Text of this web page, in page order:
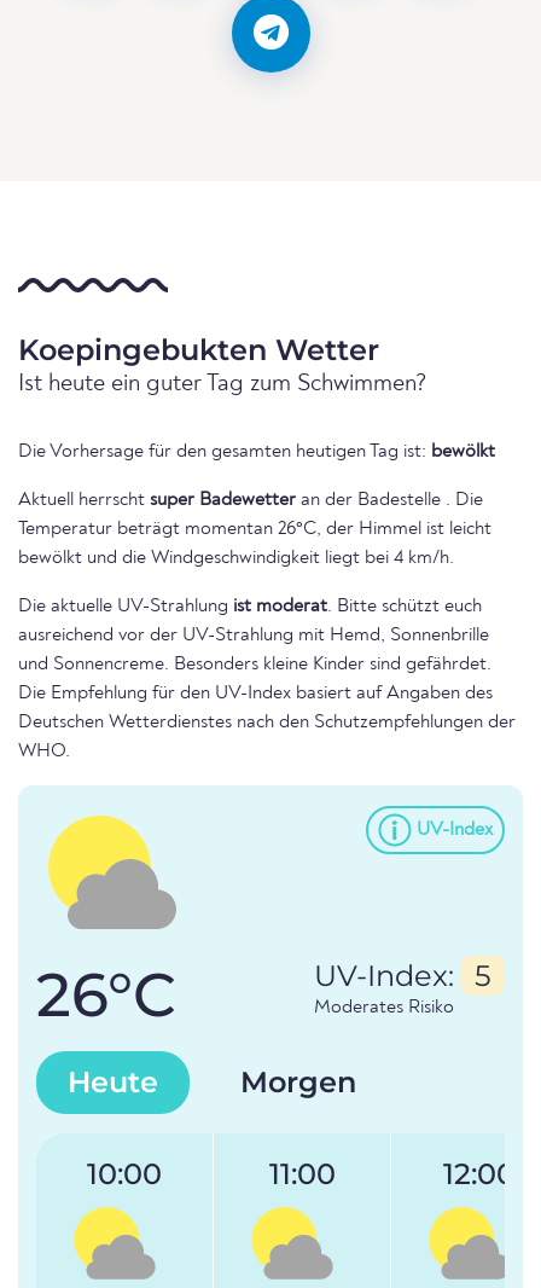
Koepingebukten Wetter
Ist heute ein guter Tag zum Schwimmen?
Die Vorhersage für den gesamten heutigen Tag ist: bewölkt
Aktuell herrscht super Badewetter an der Badestelle . Die
Temperatur beträgt momentan 26°C, der Himmel ist leicht
bewölkt und die Windgeschwindigkeit liegt bei 4 km/h.
Die aktuelle UV-Strahlung ist moderat. Bitte schützt euch
ausreichend vor der UV-Strahlung mit Hemd, Sonnenbrille
und Sonnencreme. Besonders kleine Kinder sind gefährdet.
Die Empfehlung für den UV-Index basiert auf Angaben des
Deutschen Wetterdienstes nach den Schutzempfehlungen der
WHO.
UV-Index
26°C UV-Index: 5
Moderates Risiko
Heute Morgen
10:00 11:00 12:00